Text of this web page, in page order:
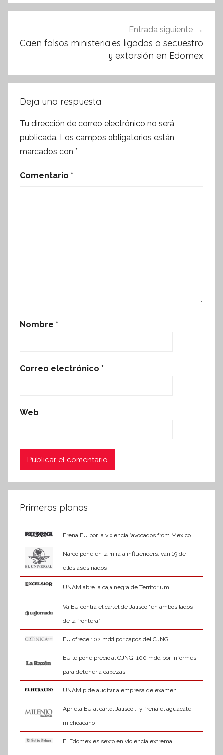
Entrada siguiente
Caen falsos ministeriales ligados a secuestro
y extorsión en Edomex
Deja una respuesta
Tu dirección de correo electrónico no será
publicada. Los campos obligatorios están
marcados con *
Comentario *
Nombre *
Correo electrónico *
Web
Primeras planas
Frena EU por la violencia ‘avocados from Mexico’
Narco pone en la mira a influencers; van 19 de
ellos asesinados
UNAM abre la caja negra de Territorium
Va EU contra el cártel de Jalisco “en ambos lados
de la frontera”
EU ofrece 102 mdd por capos del CJNG
EU le pone precio al CJNG: 100 mdd por informes
para detener a cabezas
UNAM pide auditar a empresa de examen
Aprieta EU al cártel Jalisco... y frena el aguacate
michoacano
El Edomex es sexto en violencia extrema